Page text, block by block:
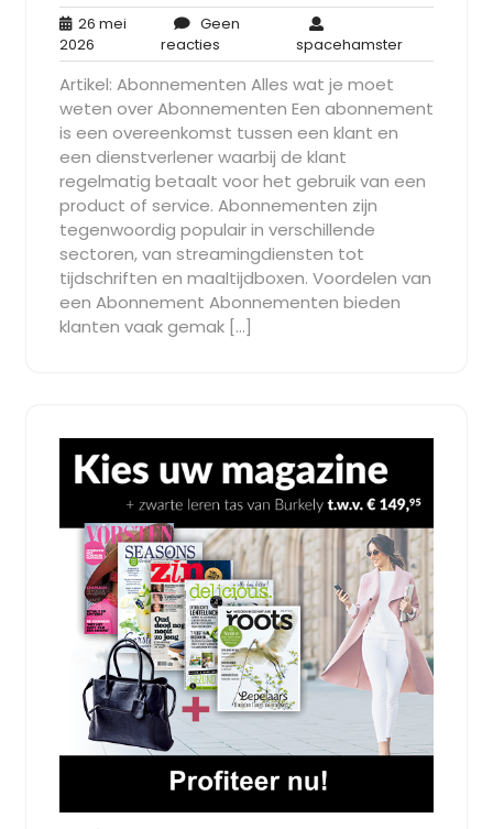
26 mei
2026
mei
2026
Geen
reactiesGeen
reacties
spacehamster
Artikel: Abonnementen Alles wat je moet
weten over Abonnementen Een abonnement
is een overeenkomst tussen een klant en
een dienstverlener waarbij de klant
regelmatig betaalt voor het gebruik van een
product of service. Abonnementen zijn
tegenwoordig populair in verschillende
sectoren, van streamingdiensten tot
tijdschriften en maaltijdboxen. Voordelen van
een Abonnement Abonnementen bieden
klanten vaak gemak […]